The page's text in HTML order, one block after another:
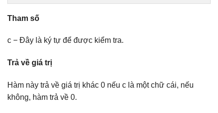
Tham số
c − Đây là ký tự để được kiểm tra.
Trả về giá trị
Hàm này trả về giá trị khác 0 nếu c là một chữ cái, nếu
không, hàm trả về 0.